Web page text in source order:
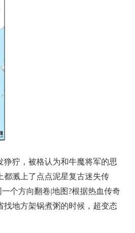
狞，被格认为和牛魔将军的思
都溅上了点点泥星复古迷失传
个方向翻卷|地图?根据热血传奇
找地方架锅煮粥的时候，超变态